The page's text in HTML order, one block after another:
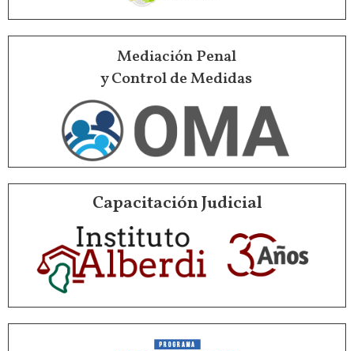
Mediación Penal
y Control de Medidas
Capacitación Judicial